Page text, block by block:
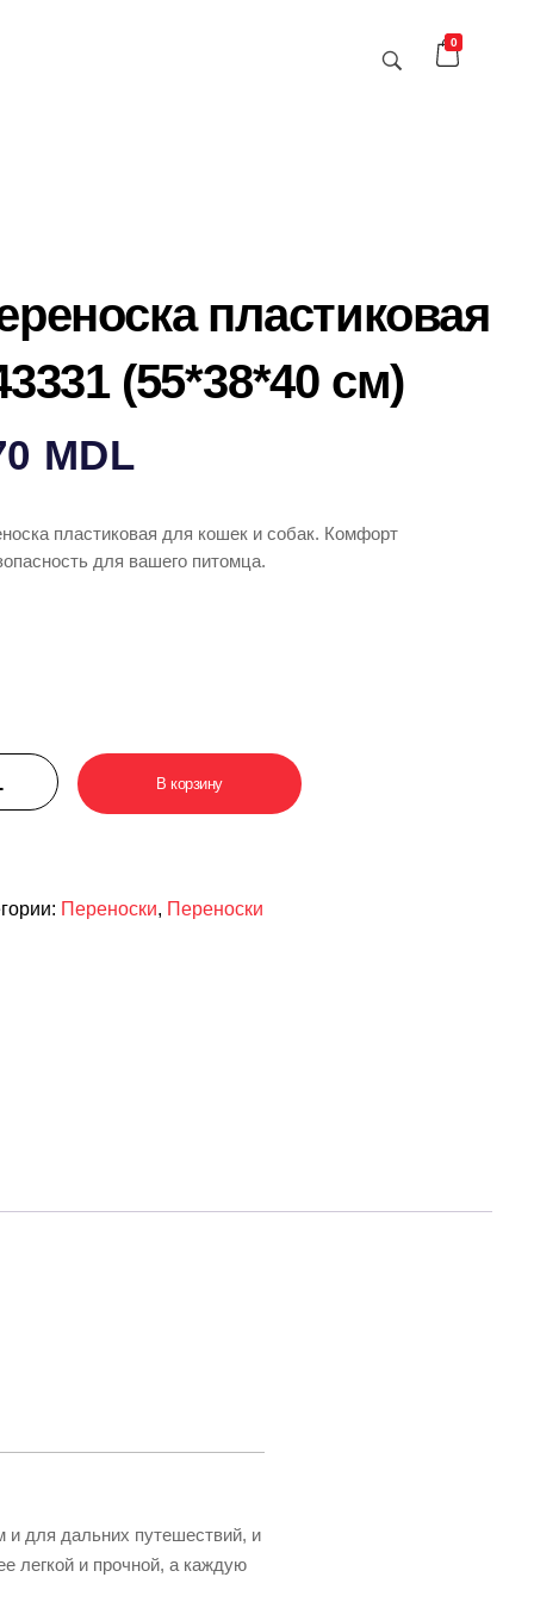
0
пластиковая
(55*38*40 см)
MDL
пластиковая для кошек и собак. Комфорт
для вашего питомца.
В корзину
Переноски, Переноски
и для дальних путешествий, и
легкой и прочной, а каждую